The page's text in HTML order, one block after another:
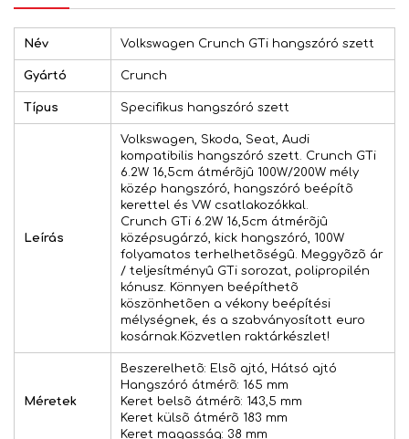
Név Volkswagen Crunch GTi hangszóró szett
Gyártó Crunch
Típus Specifikus hangszóró szett
Leírás
Volkswagen, Skoda, Seat, Audi
kompatibilis hangszóró szett. Crunch GTi
6.2W 16,5cm átmérõjû 100W/200W mély
közép hangszóró, hangszóró beépítõ
kerettel és VW csatlakozókkal.
Crunch GTi 6.2W 16,5cm átmérõjû
középsugárzó, kick hangszóró, 100W
folyamatos terhelhetõségû. Meggyõzõ ár
/ teljesítményû GTi sorozat, polipropilén
kónusz. Könnyen beépíthetõ
köszönhetõen a vékony beépítési
mélységnek, és a szabványosított euro
kosárnak.Közvetlen raktárkészlet!
Méretek
Beszerelhetõ: Elsõ ajtó, Hátsó ajtó
Hangszóró átmérõ: 165 mm
Keret belsõ átmérõ: 143,5 mm
Keret külsõ átmérõ 183 mm
Keret magasság: 38 mm